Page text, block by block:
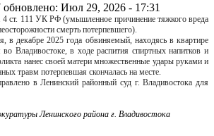
обновлено: Июл 29, 2026 - 17:31
4 ст. 111 УК РФ (умышленное причинение тяжкого вреда
смерть потерпевшего).
в декабре 2025 года обвиняемый, находясь в квартире
во Владивостоке, в ходе распития спиртных напитков и
нанес своей матери множественные удары руками и
травм потерпевшая скончалась на месте.
в Ленинский районный суд г. Владивостока для
Ленинского района г. Владивостока